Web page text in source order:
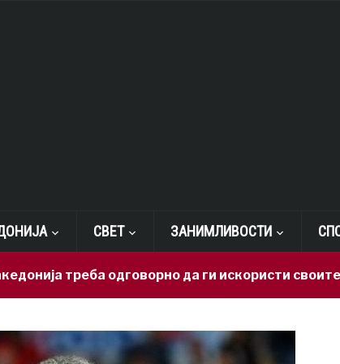
СВЕТ ЗАНИМЛИВОСТИ
одговорно да ги искористи своите